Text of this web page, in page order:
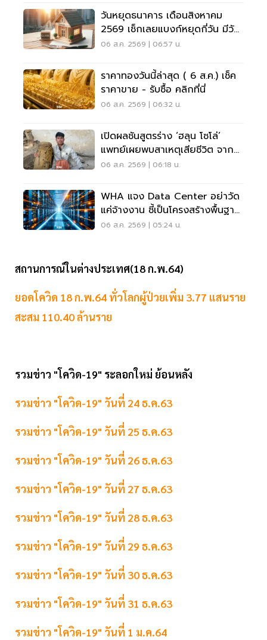
วันหยุดธนาคาร เดือนสิงหาคม
2569 เช็กเลยแบงก์หยุดกี่วัน มีวัน
หยุดยาวไหม
06 ส.ค. 2569 | 06:57 น.
ราคาทองวันนี้ล่าสุด ( 6 ส.ค.) เช็ค
ราคาขาย - รับซื้อ คลิกที่นี่
06 ส.ค. 2569 | 06:32 น.
เปิดผลชันสูตรร่าง ‘ฮลุน โซโล่’
แพทย์เผยพบสาเหตุเสียชีวิต จาก
ระบบหัวใจล้มเหลว
06 ส.ค. 2569 | 06:18 น.
WHA แจง Data Center อย่าวัด
แค่จ้างงาน ชี้เป็นโครงสร้างพื้นฐาน
เศรษฐกิจดิจิทัล
06 ส.ค. 2569 | 05:24 น.
สถานการณ์ในต่างประเทศ(18 ก.พ.64)
ยอดโควิด 18 ก.พ.64 ทั่วโลกผู้ป่วยเพิ่ม 3.77 แสนราย
สะสม 110.40 ล้านราย
รวมข่าว "โควิด-19" ระลอกใหม่ ย้อนหลัง
รวมข่าว "โควิด-19" วันที่ 24 ธ.ค.63
รวมข่าว "โควิด-19" วันที่ 25 ธ.ค.63
รวมข่าว "โควิด-19" วันที่ 26 ธ.ค.63
รวมข่าว "โควิด-19" วันที่ 27 ธ.ค.63
รวมข่าว "โควิด-19" วันที่ 28 ธ.ค.63
รวมข่าว "โควิด-19" วันที่ 29 ธ.ค.63
รวมข่าว "โควิด-19" วันที่ 30 ธ.ค.63
รวมข่าว "โควิด-19" วันที่ 31 ธ.ค.63
รวมข่าว "โควิด-19" วันที่ 1 ม.ค.64